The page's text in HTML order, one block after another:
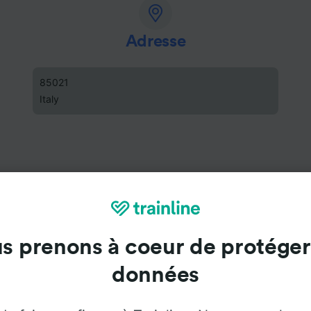
Adresse
85021
Italy
prenons à coeur de
données